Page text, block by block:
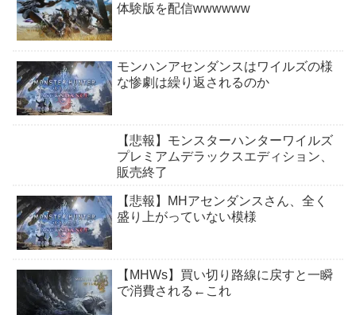
体験版を配信wwwwww
モンハンアセンダンスはワイルズの様
な惨劇は繰り返されるのか
【悲報】モンスターハンターワイルズ
プレミアムデラックスエディション、
販売終了
【悲報】MHアセンダンスさん、全く
盛り上がっていない模様
【MHWs】買い切り路線に戻すと一瞬
で消費される←これ